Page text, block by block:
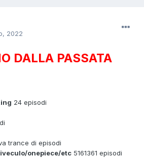
2022
DALLA PASSATA
24 episodi
trance di episodi
onepiece/etc 5161361 episodi